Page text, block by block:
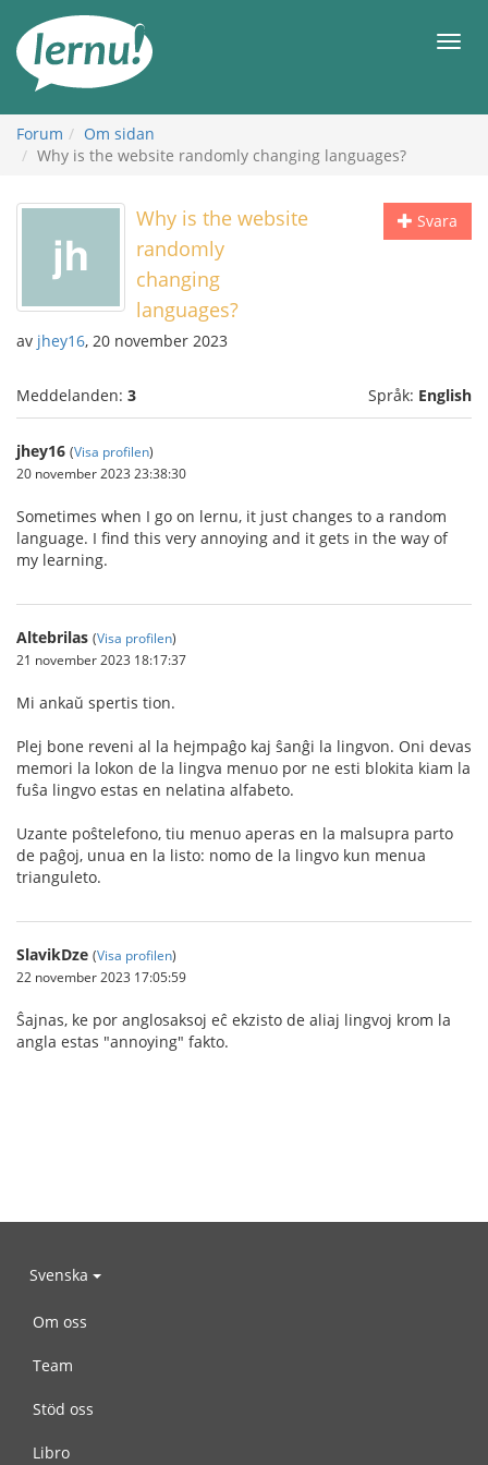
sidans
innehåll
Meny
Forum
Om sidan
Why is the website randomly changing languages?
Svara
Why is the website
randomly
changing
languages?
av jhey16, 20 november 2023
Meddelanden: 3 Språk: English
jhey16 (Visa profilen)
20 november 2023 23:38:30
Sometimes when I go on lernu, it just changes to a random
language. I find this very annoying and it gets in the way of
my learning.
Altebrilas (Visa profilen)
21 november 2023 18:17:37
Mi ankaŭ spertis tion.
Plej bone reveni al la hejmpaĝo kaj ŝanĝi la lingvon. Oni devas
memori la lokon de la lingva menuo por ne esti blokita kiam la
fuŝa lingvo estas en nelatina alfabeto.
Uzante poŝtelefono, tiu menuo aperas en la malsupra parto
de paĝoj, unua en la listo: nomo de la lingvo kun menua
trianguleto.
SlavikDze (Visa profilen)
22 november 2023 17:05:59
Ŝajnas, ke por anglosaksoj eĉ ekzisto de aliaj lingvoj krom la
angla estas "annoying" fakto.
Svenska
Om oss
Team
Stöd oss
Libro